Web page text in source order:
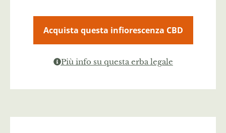
Acquista questa infiorescenza CBD
Più info su questa erba legale